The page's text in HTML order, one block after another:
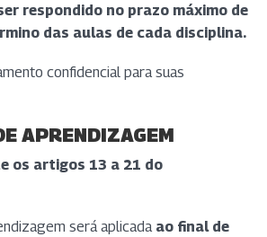
respondido no prazo máximo de
das aulas de cada disciplina.
confidencial para suas
APRENDIZAGEM
os artigos 13 a 21 do
será aplicada ao final de